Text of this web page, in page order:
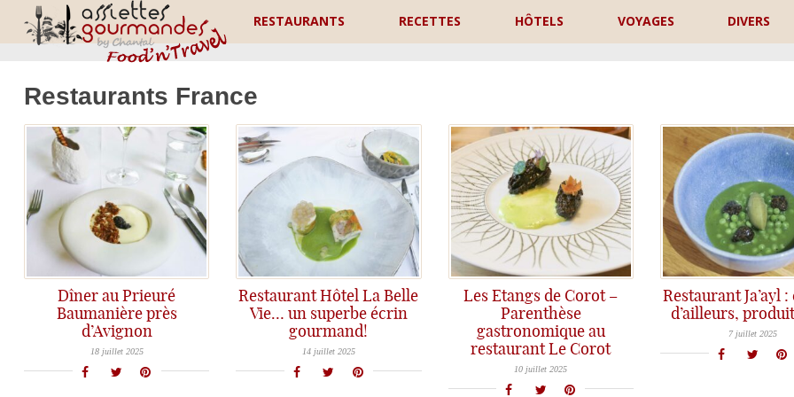
RESTAURANTS RECETTES HÔTELS VOYAGES DIVERS
Restaurants France
Dîner au Prieuré
Baumanière près
d’Avignon
Le Prieuré Baumanière, c'est le charme d'une bâtisse historique, et une ode à la Provence en gastronomie avec la cuisine instinctive et savoureuse du Chef Christophe Chiavola...
18 juillet 2025
Restaurant Hôtel La Belle
Vie… un superbe écrin
gourmand!
Du charme, des Good Vibes, une cuisine délicate et savoureuse, l'Hôtel Restaurant La Belle Vie tout proche du Pont du Gard, porte bien son nom, on trouve ici le Bonheur!
14 juillet 2025
Les Etangs de Corot –
Parenthèse
gastronomique au
restaurant Le Corot
Superbe halte gastronomique aux Etangs de Corot aux Portes de Paris : magnifique cuisine d'auteur de Rémi Chambard, une cuisine précise et gourmande avec un véritable itinéraire de saveurs au sein du territoire francilien.
10 juillet 2025
Restaurant Ja’ayl
d’ailleurs,
Sur les routes du Lot et Garonne, coup de projecteur sur le restaurant Ja'ayl qui invite à un véritable voyage culinaire
7 juillet 2025